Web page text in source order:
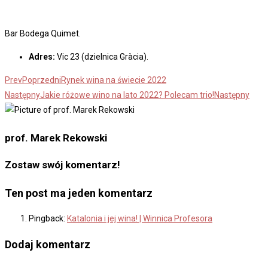
Bar Bodega Quimet.
Adres: Vic 23 (dzielnica Gràcia).
PrevPoprzedniRynek wina na świecie 2022
NastępnyJakie różowe wino na lato 2022? Polecam trio!Następny
prof. Marek Rekowski
Zostaw swój komentarz!
Ten post ma jeden komentarz
Pingback: Katalonia i jej wina! | Winnica Profesora
Dodaj komentarz